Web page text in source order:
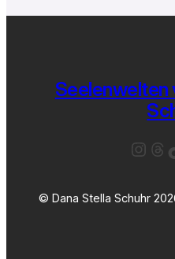
Seelenwelten
© Dana Stella Schuhr